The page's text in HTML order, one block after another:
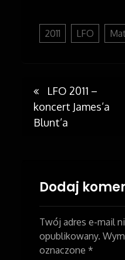
2011 LFO
Post
LFO 2011 –
koncert James’a
Blunt’a
Dodaj
Twój adres e-mail
opublikowany.
oznaczone *